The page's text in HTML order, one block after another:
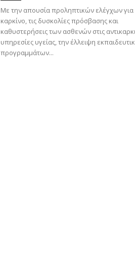
Με την απουσία προληπτικών ελέγχων για
καρκίνο, τις δυσκολίες πρόσβασης και
καθυστερήσεις των ασθενών στις
υπηρεσίες υγείας, την έλλειψη
προγραμμάτων...